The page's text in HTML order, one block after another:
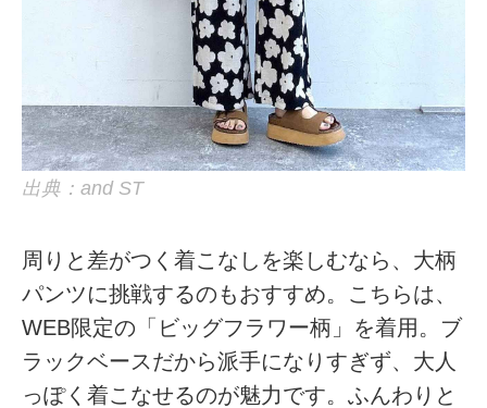
出典：and ST
周りと差がつく着こなしを楽しむなら、大柄
パンツに挑戦するのもおすすめ。こちらは、
WEB限定の「ビッグフラワー柄」を着用。ブ
ラックベースだから派手になりすぎず、大人
っぽく着こなせるのが魅力です。ふんわりと